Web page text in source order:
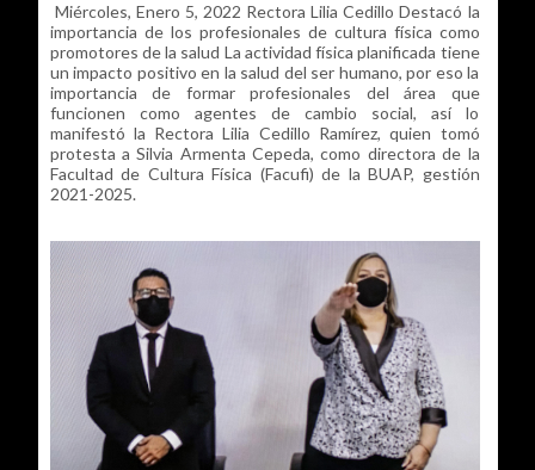
Miércoles, Enero 5, 2022 Rectora Lilia Cedillo Destacó la
importancia de los profesionales de cultura física como
promotores de la salud La actividad física planificada tiene
un impacto positivo en la salud del ser humano, por eso la
importancia de formar profesionales del área que
funcionen como agentes de cambio social, así lo
manifestó la Rectora Lilia Cedillo Ramírez, quien tomó
protesta a Silvia Armenta Cepeda, como directora de la
Facultad de Cultura Física (Facufi) de la BUAP, gestión
2021-2025.